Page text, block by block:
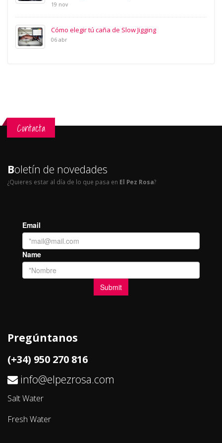
19 nov
Cómo elegir tú caña de Slow Jigging
06 abr
Contacta
Boletín de novedades
¿Quieres estar al día de lo que pasa en El Pez Rosa?
Pregúntanos
(+34) 950 270 816
info@elpezrosa.com
Salt Water
Fresh Water